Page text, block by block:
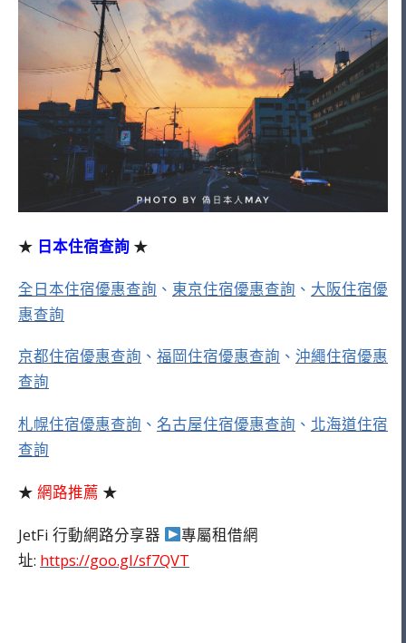
★ 日本住宿查詢 ★
全日本住宿優惠查詢 、 東京住宿優惠查詢 、 大阪住宿優
惠查詢
京都住宿優惠查詢 、 福岡住宿優惠查詢 、 沖繩住宿優惠
查詢
札幌住宿優惠查詢 、 名古屋住宿優惠查詢 、 北海道住宿
查詢
★ 網路推薦 ★
JetFi 行動網路分享器
專屬租借網
址: https://goo.gl/sf7QVT